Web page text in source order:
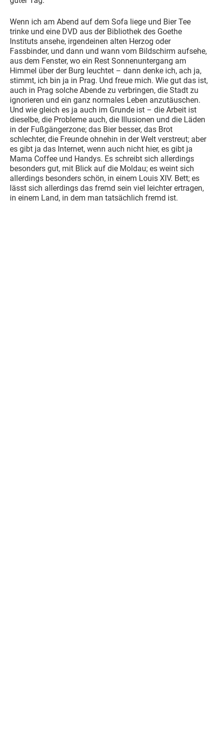
Wenn ich am Abend auf dem Sofa liege und Bier Tee
trinke und eine DVD aus der Bibliothek des Goethe
Instituts ansehe, irgendeinen alten Herzog oder
Fassbinder, und dann und wann vom Bildschirm aufsehe,
aus dem Fenster, wo ein Rest Sonnenuntergang am
Himmel über der Burg leuchtet – dann denke ich, ach ja,
stimmt, ich bin ja in Prag. Und freue mich. Wie gut das ist,
auch in Prag solche Abende zu verbringen, die Stadt zu
ignorieren und ein ganz normales Leben anzutäuschen.
Und wie gleich es ja auch im Grunde ist – die Arbeit ist
dieselbe, die Probleme auch, die Illusionen und die Läden
in der Fußgängerzone; das Bier besser, das Brot
schlechter, die Freunde ohnehin in der Welt verstreut; aber
es gibt ja das Internet, wenn auch nicht hier, es gibt ja
Mama Coffee und Handys. Es schreibt sich allerdings
besonders gut, mit Blick auf die Moldau; es weint sich
allerdings besonders schön, in einem Louis XIV. Bett; es
lässt sich allerdings das fremd sein viel leichter ertragen,
in einem Land, in dem man tatsächlich fremd ist.